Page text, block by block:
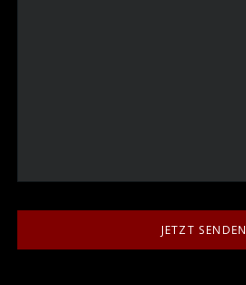
JETZT SENDEN